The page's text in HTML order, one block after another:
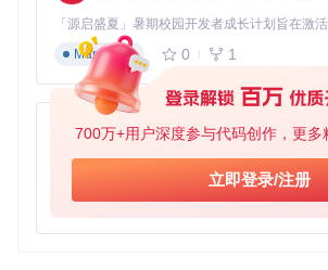
700万+用户深度参与代码创作，更多
立即登录/注册
Markdown
0 1
py-xiaozhi
Python
0 1